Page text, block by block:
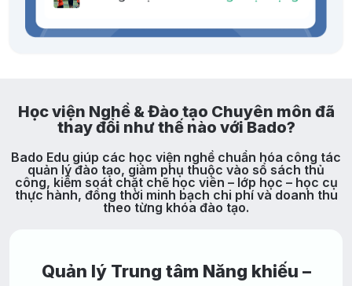
Học viện Nghề & Đào tạo Chuyên môn đã
thay đổi như thế nào với Bado?
Bado Edu giúp các học viện nghề chuẩn hóa công tác
quản lý đào tạo, giảm phụ thuộc vào sổ sách thủ
công, kiểm soát chặt chẽ học viên – lớp học – học cụ
thực hành, đồng thời minh bạch chi phí và doanh thu
theo từng khóa đào tạo.
Quản lý Trung tâm Năng khiếu –